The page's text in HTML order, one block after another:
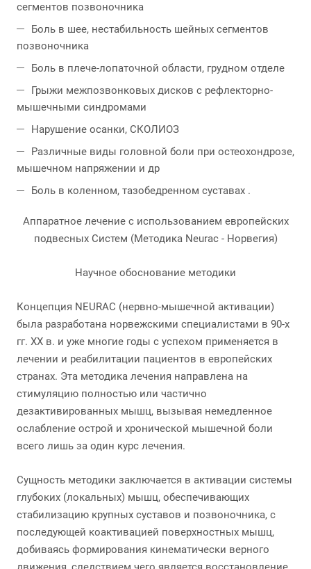
сегментов позвоночника
Боль в шее, нестабильность шейных сегментов
позвоночника
Боль в плече-лопаточной области, грудном отделе
Грыжи межпозвонковых дисков с рефлекторно-
мышечными синдромами
Нарушение осанки, СКОЛИОЗ
Различные виды головной боли при остеохондрозе,
мышечном напряжении и др
Боль в коленном, тазобедренном суставах .
Аппаратное лечение с использованием европейских
подвесных Систем (Методика Neurac - Норвегия)
Научное обоснование методики
Концепция NEURAC (нервно-мышечной активации)
была разработана норвежскими специалистами в 90-х
гг. ХХ в. и уже многие годы с успехом применяется в
лечении и реабилитации пациентов в европейских
странах. Эта методика лечения направлена на
стимуляцию полностью или частично
дезактивированных мышц, вызывая немедленное
ослабление острой и хронической мышечной боли
всего лишь за один курс лечения.
Сущность методики заключается в активации системы
глубоких (локальных) мышц, обеспечивающих
стабилизацию крупных суставов и позвоночника, с
последующей коактивацией поверхностных мышц,
добиваясь формирования кинематически верного